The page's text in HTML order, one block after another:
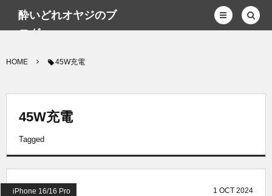
酔いどれオヤジのブ
ログwp
HOME 45W充電
45W充電
Tagged
iPhone 16/16 Pro 1 OCT 2024